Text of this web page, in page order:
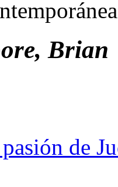
Brian
de